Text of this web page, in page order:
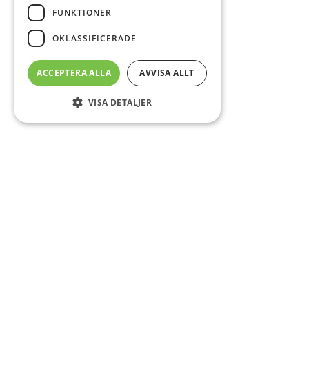
FUNKTIONER
OKLASSIFICERADE
ACCEPTERA ALLA AVVISA ALLT
VISA DETALJER